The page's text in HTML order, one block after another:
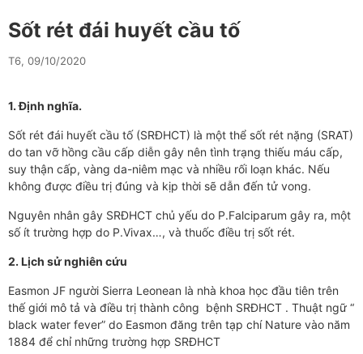
Sốt rét đái huyết cầu tố
T6, 09/10/2020
1. Định nghĩa.
Sốt rét đái huyết cầu tố (SRĐHCT) là một thể sốt rét nặng (SRAT)
do tan vỡ hồng cầu cấp diễn gây nên tình trạng thiếu máu cấp,
suy thận cấp, vàng da-niêm mạc và nhiều rối loạn khác. Nếu
không được điều trị đúng và kịp thời sẽ dẫn đến tử vong.
Nguyên nhân gây SRĐHCT chủ yếu do P.Falciparum gây ra, một
số ít trường hợp do P.Vivax…, và thuốc điều trị sốt rét.
2. Lịch sử nghiên cứu
Easmon JF người Sierra Leonean là nhà khoa học đầu tiên trên
thế giới mô tả và điều trị thành công bệnh SRĐHCT . Thuật ngữ “
black water fever” do Easmon đăng trên tạp chí Nature vào năm
1884 để chỉ những trường hợp SRĐHCT